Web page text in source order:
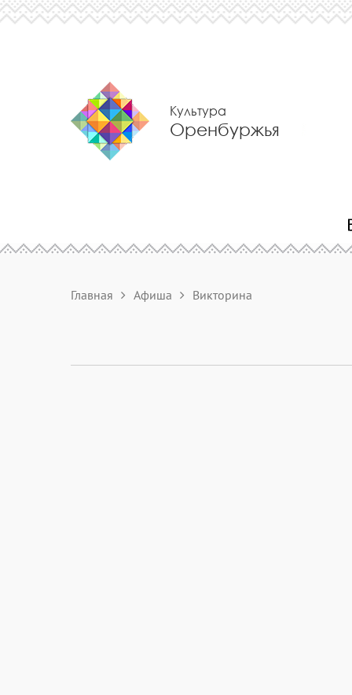
Культура
Оренбуржья
Главная Афиша Викторина